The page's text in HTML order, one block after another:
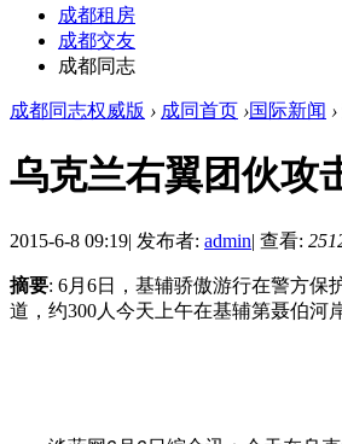
成都租房
成都交友
成都同志
成都同志权威版 › 成同首页 ›国际新闻 ›
乌克兰右翼团伙攻
2015-6-8 09:19| 发布者: admin| 查看:
摘要: 6月6日，基辅骄傲游行在警方
道，约300人今天上午在基辅第聂伯河